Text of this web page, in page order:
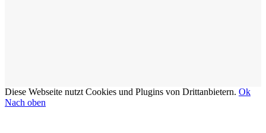
Diese Webseite nutzt Cookies und Plugins von Drittanbietern. Ok
Nach oben